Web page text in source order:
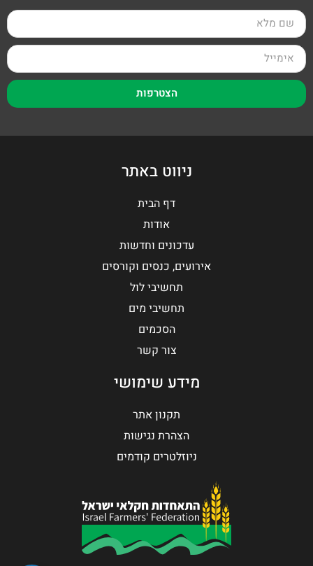
הצטרפות
ניווט באתר
דף הבית
אודות
עדכונים וחדשות
אירועים, כנסים וקורסים
תחשיבי לול
תחשיבי מים
הסכמים
צור קשר
מידע שימושי
תקנון אתר
הצהרת נגישות
ניוזלטרים קודמים